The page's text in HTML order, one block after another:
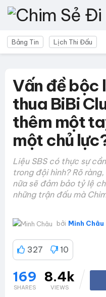
Bảng Tin Lịch Thi Đấu
Vấn đề bộc
thua BiBi
thêm một
một chủ
Liệu SBS có thực sự
trong đội hình? Rõ
nữa sẽ đảm bảo tỷ lệ
những trận đấu mà
bởi Minh Châu
327 10
169
SHARES
8.4k
VIEWS